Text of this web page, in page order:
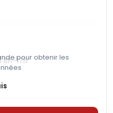
pour obtenir les
8h-17h